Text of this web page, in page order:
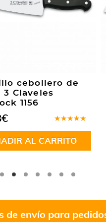
cebollero de
3 Claveles
1156
en5.00de
5
€
AL CARRITO
de envío para